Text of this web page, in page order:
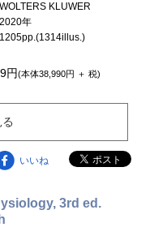
WOLTERS KLUWER
2020年
1205pp.(1314illus.)
円(本体38,990円 ＋ 税)
いいね
3rd ed.